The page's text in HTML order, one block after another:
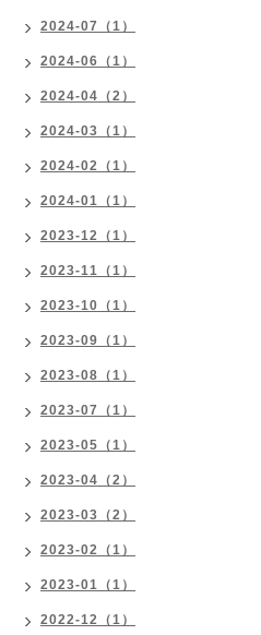
2024-07（1）
2024-06（1）
2024-04（2）
2024-03（1）
2024-02（1）
2024-01（1）
2023-12（1）
2023-11（1）
2023-10（1）
2023-09（1）
2023-08（1）
2023-07（1）
2023-05（1）
2023-04（2）
2023-03（2）
2023-02（1）
2023-01（1）
2022-12（1）